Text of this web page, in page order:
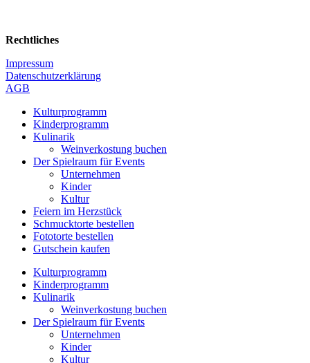
Rechtliches
Impressum
Datenschutzerklärung
AGB
Kulturprogramm
Kinderprogramm
Kulinarik
Weinverkostung buchen
Der Spielraum für Events
Unternehmen
Kinder
Kultur
Feiern im Herzstück
Schmucktorte bestellen
Fototorte bestellen
Gutschein kaufen
Kulturprogramm
Kinderprogramm
Kulinarik
Weinverkostung buchen
Der Spielraum für Events
Unternehmen
Kinder
Kultur